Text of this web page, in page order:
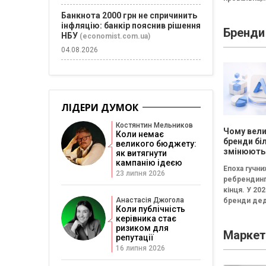
Провальна
«рефлексія
Бренди
Чому
бренди
змінюють
логотипи
три роки
Епоха
кінця. У
бренди
впізнавані
елементи,...
Банкнота 2000 грн не спричинить
інфляцію: банкір пояснив рішення
НБУ (economist.com.ua)
04.08.2026
ЛІДЕРИ ДУМОК
Костянтин Мельников
Коли немає
великого бюджету:
як витягнути
кампанію ідеєю
23 липня 2026
Анастасія Джогола
Коли публічність
керівника стає
ризиком для
репутації
16 липня 2026